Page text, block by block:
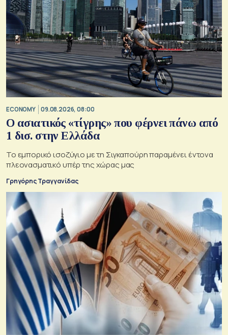
ECONOMY 09.08.2026, 08:00
Ο ασιατικός «τίγρης» που φέρνει πάνω από
1 δισ. στην Ελλάδα
Το εμπορικό ισοζύγιο με τη Σιγκαπούρη παραμένει έντονα
πλεονασματικό υπέρ της χώρας μας
Γρηγόρης Τραγγανίδας